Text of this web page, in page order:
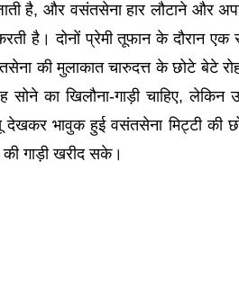
है, और वसंतसेना हार लौटाने और
है। दोनों प्रेमी तूफान के दौरान
की मुलाकात चारुदत्त के छोटे बेटे
सोने का खिलौना-गाड़ी चाहिए,
भावुक हुई वसंतसेना मिट्टी की
गाड़ी खरीद सके।